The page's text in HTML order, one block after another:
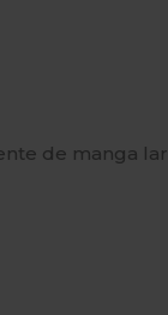
de manga